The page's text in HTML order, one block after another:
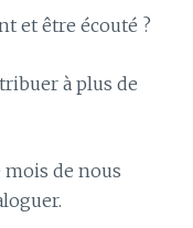
et être écouté ?
à plus de
mois de nous